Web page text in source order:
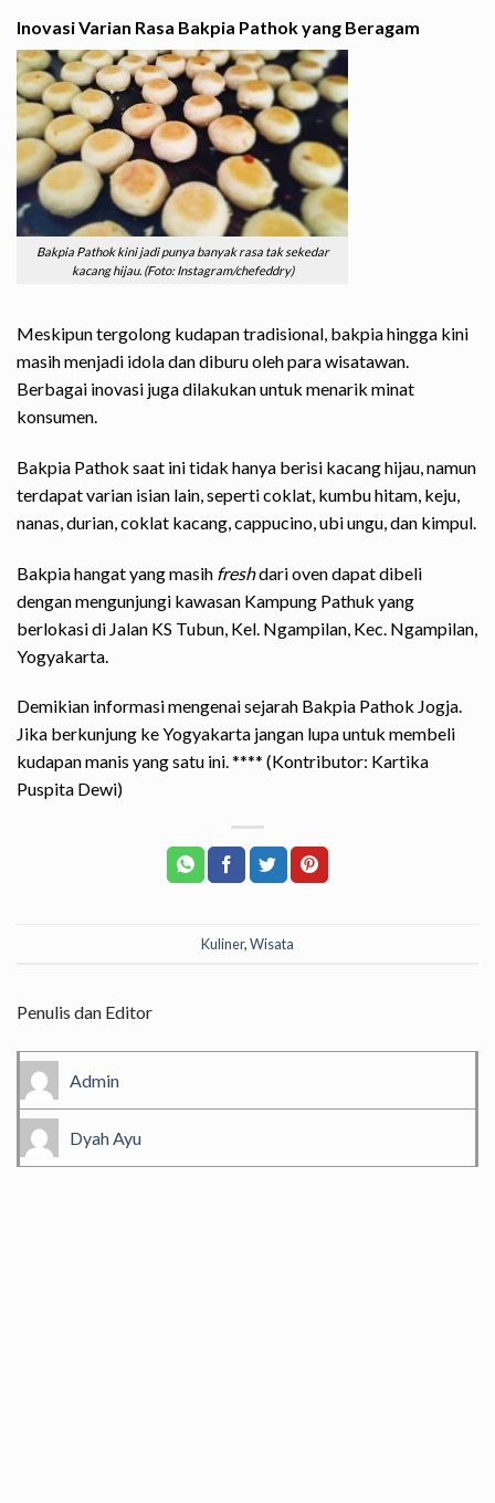
Inovasi Varian Rasa Bakpia Pathok yang Beragam
Bakpia Pathok kini jadi punya banyak rasa tak sekedar
kacang hijau. (Foto: Instagram/chefeddry)
Meskipun tergolong kudapan tradisional, bakpia hingga kini
masih menjadi idola dan diburu oleh para wisatawan.
Berbagai inovasi juga dilakukan untuk menarik minat
konsumen.
Bakpia Pathok saat ini tidak hanya berisi kacang hijau, namun
terdapat varian isian lain, seperti coklat, kumbu hitam, keju,
nanas, durian, coklat kacang, cappucino, ubi ungu, dan kimpul.
Bakpia hangat yang masih freshdari oven dapat dibeli
dengan mengunjungi kawasan Kampung Pathuk yang
berlokasi di Jalan KS Tubun, Kel. Ngampilan, Kec. Ngampilan,
Yogyakarta.
Demikian informasi mengenai sejarah Bakpia Pathok Jogja.
Jika berkunjung ke Yogyakarta jangan lupa untuk membeli
kudapan manis yang satu ini.**** (Kontributor: Kartika
Puspita Dewi)
Kuliner,Wisata
Penulis dan Editor
Admin
Dyah Ayu